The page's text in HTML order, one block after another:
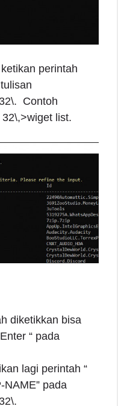
perintah
Contoh
list.
diketikkan bisa
“ pada
lagi perintah “
NAME” pada